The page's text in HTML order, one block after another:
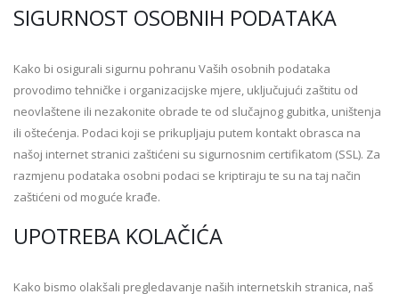
SIGURNOST OSOBNIH PODATAKA
Kako bi osigurali sigurnu pohranu Vaših osobnih podataka
provodimo tehničke i organizacijske mjere, uključujući zaštitu od
neovlaštene ili nezakonite obrade te od slučajnog gubitka, uništenja
ili oštećenja. Podaci koji se prikupljaju putem kontakt obrasca na
našoj internet stranici zaštićeni su sigurnosnim certifikatom (SSL). Za
razmjenu podataka osobni podaci se kriptiraju te su na taj način
zaštićeni od moguće krađe.
UPOTREBA KOLAČIĆA
Kako bismo olakšali pregledavanje naših internetskih stranica, naš